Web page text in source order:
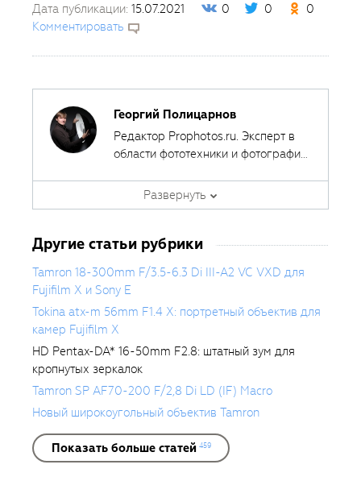
Дата публикации: 15.07.2021 0 0
0
Комментировать
Георгий Полицарнов
Редактор Prophotos.ru. Эксперт в
области фототехники и фотографии,
фотооборудования с 2007 года.
Является автором ряда обучающих
Развернуть
Другие статьи рубрики
Tamron 18-300mm F/3.5-6.3 Di III-A2 VC VXD для
Fujifilm X и Sony E
Tokina atx-m 56mm F1.4 X: портретный объектив для
камер Fujifilm X
HD Pentax-DA* 16-50mm F2.8: штатный зум для
кропнутых зеркалок
Tamron SP AF70-200 F/2,8 Di LD (IF) Macro
Новый широкоугольный объектив Tamron
Показать больше статей 459